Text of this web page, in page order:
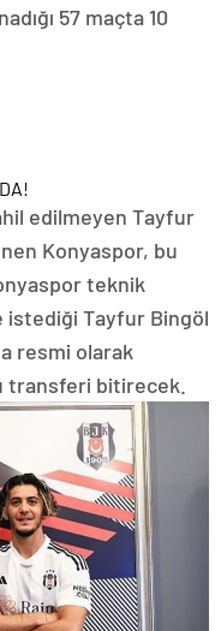
57 maçta 10
edilmeyen Tayfur
Konyaspor, bu
teknik
istediği Tayfur Bingöl
resmi olarak
transferi bitirecek.